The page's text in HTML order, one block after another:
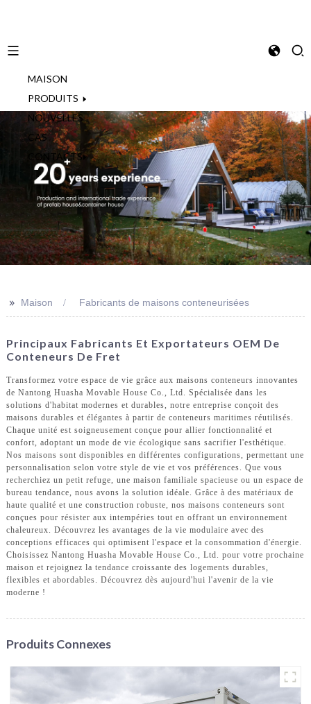
MAISON
PRODUITS
NOUVELLES
CAS
CONTACTS
>> Maison Fabricants de maisons conteneurisées
Principaux Fabricants Et Exportateurs OEM De
Conteneurs De Fret
Transformez votre espace de vie grâce aux maisons conteneurs innovantes
de Nantong Huasha Movable House Co., Ltd. Spécialisée dans les
solutions d'habitat modernes et durables, notre entreprise conçoit des
maisons durables et élégantes à partir de conteneurs maritimes réutilisés.
Chaque unité est soigneusement conçue pour allier fonctionnalité et
confort, adoptant un mode de vie écologique sans sacrifier l'esthétique.
Nos maisons sont disponibles en différentes configurations, permettant une
personnalisation selon votre style de vie et vos préférences. Que vous
recherchiez un petit refuge, une maison familiale spacieuse ou un espace de
bureau tendance, nous avons la solution idéale. Grâce à des matériaux de
haute qualité et une construction robuste, nos maisons conteneurs sont
conçues pour résister aux intempéries tout en offrant un environnement
chaleureux. Découvrez les avantages de la vie modulaire avec des
conceptions efficaces qui optimisent l'espace et la consommation d'énergie.
Choisissez Nantong Huasha Movable House Co., Ltd. pour votre prochaine
maison et rejoignez la tendance croissante des logements durables,
flexibles et abordables. Découvrez dès aujourd'hui l'avenir de la vie
moderne !
Produits Connexes